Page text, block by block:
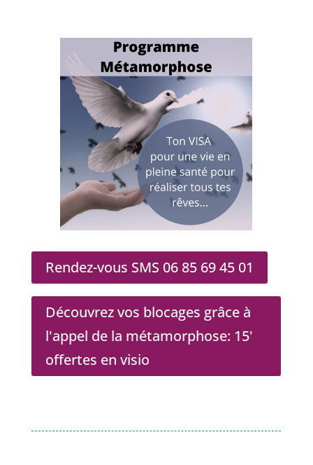
Rendez-vous SMS 06 85 69 45 01
Découvrez vos blocages grâce à
l'appel de la métamorphose: 15'
offertes en visio